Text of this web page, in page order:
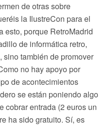
de otras sobre
la IlustreCon para el
esto, porque RetroMadrid
de informática retro,
sino también de promover
no hay apoyo por
de acontecimientos
se están poniendo algo
cobrar entrada (2 euros un
ha sido gratuito. Sí, es